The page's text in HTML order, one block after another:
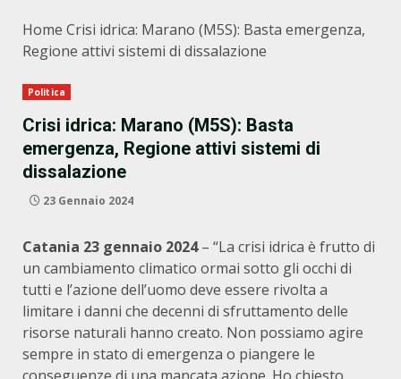
Home Crisi idrica: Marano (M5S): Basta emergenza,
Regione attivi sistemi di dissalazione
Politica
Crisi idrica: Marano (M5S): Basta
emergenza, Regione attivi sistemi di
dissalazione
23 Gennaio 2024
Catania 23 gennaio 2024– “La crisi idrica è frutto di
un cambiamento climatico ormai sotto gli occhi di
tutti e l’azione dell’uomo deve essere rivolta a
limitare i danni che decenni di sfruttamento delle
risorse naturali hanno creato. Non possiamo agire
sempre in stato di emergenza o piangere le